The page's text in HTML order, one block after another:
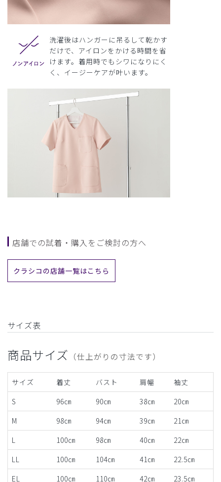
洗濯後はハンガーに吊るして乾かす
だけで、アイロンをかける時間を省
けます。着用時でもシワになりにく
く、イージーケアが叶います。
店舗での試着・購入をご検討の方へ
クラシコの店舗一覧はこちら
サイズ表
商品サイズ （仕上がりの寸法です）
サイズ 着丈 バスト 肩幅
袖丈
S
96㎝ 90㎝ 38㎝
20㎝
M
98㎝ 94㎝ 39㎝
21㎝
L
100㎝ 98㎝ 40㎝
22㎝
LL
100㎝ 104㎝ 41㎝
22.5㎝
EL
100㎝ 110㎝ 42㎝ 23.5㎝